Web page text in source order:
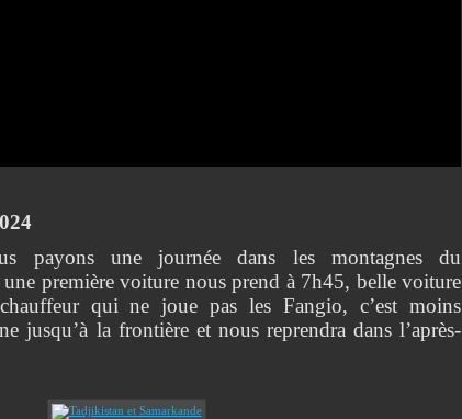
payons une journée dans les montagnes du
première voiture nous prend à 7h45, belle voiture
qui ne joue pas les Fangio, c’est moins
jusqu’à la frontière et nous reprendra dans l’après-